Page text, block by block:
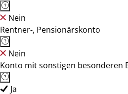
Nein
Rentner-, Pensionärskonto
Nein
Konto mit sonstigen besonderen
Ja